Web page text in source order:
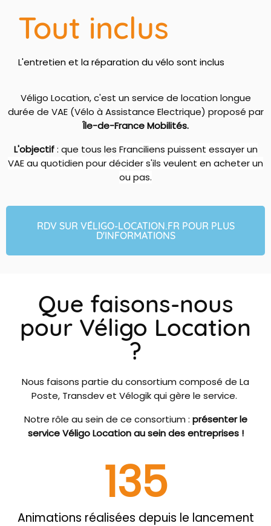
Tout inclus
L'entretien et la réparation du vélo sont inclus
Véligo Location, c'est un service de location longue
durée de VAE (Vélo à Assistance Electrique) proposé par
Île-de-France Mobilités.
L'objectif: que tous les Franciliens puissent essayer un
VAE au quotidien pour décider s'ils veulent en acheter un
ou pas.
RDV SUR VÉLIGO-LOCATION.FR POUR PLUS
D'INFORMATIONS
Que faisons-nous
pour Véligo Location
?
Nous faisons partie du consortium composé de La
Poste, Transdev et Vélogik qui gère le service.
Notre rôle au sein de ce consortium : présenter le
service Véligo Location au sein des entreprises !
135
Animations réalisées depuis le lancement